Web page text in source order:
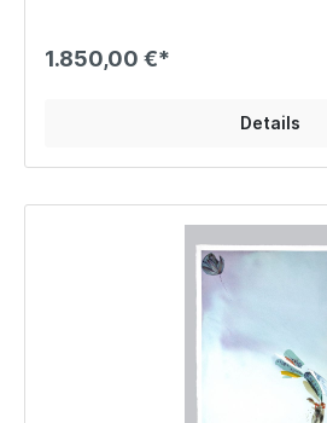
1.850,00 €*
Details